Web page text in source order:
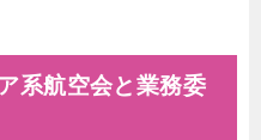
系航空会と業務委